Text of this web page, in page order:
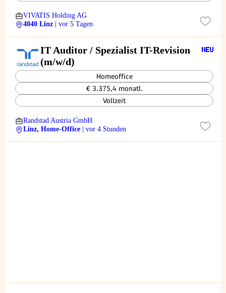
VIVATIS Holding AG
4040 Linz
| vor 5 Tagen
IT Auditor / Spezialist IT-Revision
(m/w/d)
Homeoffice
€ 3.375,4 monatl.
Vollzeit
Randstad Austria GmbH
Linz, Home-Office
| vor 4 Stunden